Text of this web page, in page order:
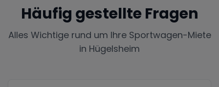
Häufig gestellte Fragen
Alles Wichtige rund um Ihre Sportwagen-Miete
in Hügelsheim